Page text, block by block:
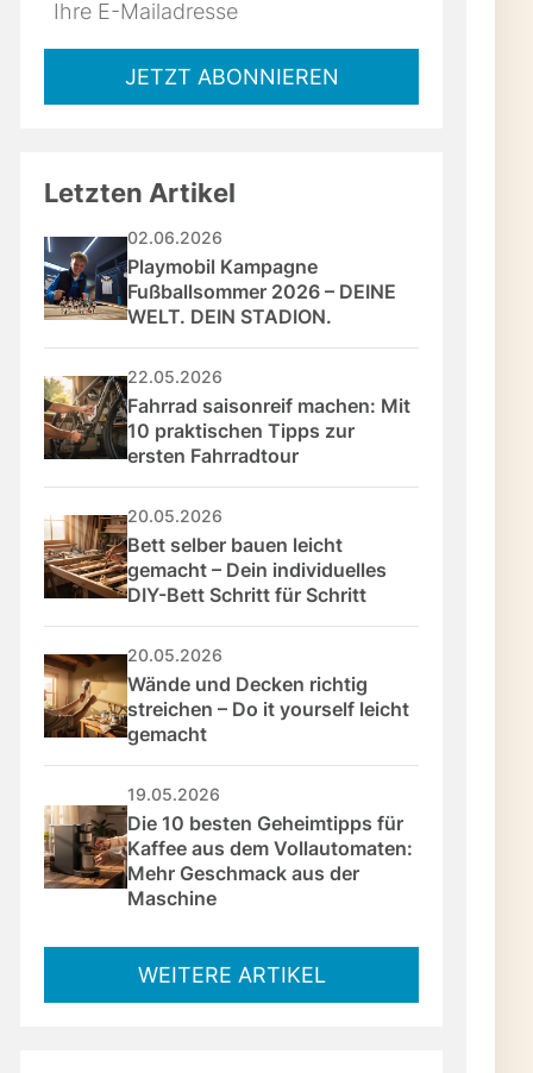
und
Winkel-
sorgen für
was entstehen soll:
Dein Ziel:
Sicherheit zuerst!
Das Holz wird
Schnittkanten
liegen griffbereit,
So wächst
stressfrei,
Hilfsanschlag,
Licht sichern
und spart Zeit
&
Einsatz
Mit jeder
Präzision. Hier wird
Anleitung begleitet
Kante.
mit Kindern oder
Mailadresse:JETZT ABONNIEREN
Letzten Artikel
02.06.2026
Playmobil Kampagne
Fußballsommer 2026 – DEINE
WELT. DEIN STADION.
22.05.2026
Fahrrad saisonreif machen: Mit
10 praktischen Tipps zur
ersten Fahrradtour
20.05.2026
Bett selber bauen leicht
gemacht – Dein individuelles
DIY-Bett Schritt für Schritt
20.05.2026
Wände und Decken richtig
streichen – Do it yourself leicht
gemacht
19.05.2026
Die 10 besten Geheimtipps für
Kaffee aus dem Vollautomaten:
Mehr Geschmack aus der
Maschine
WEITERE ARTIKEL